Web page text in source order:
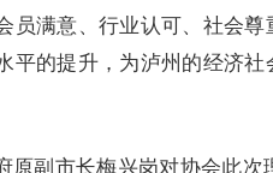
员满意、行业认可、社会
平的提升，为泸州的经济
原副市长梅兴岗对协会此